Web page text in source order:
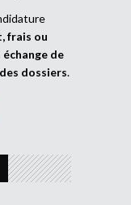
frais ou
de
dossiers.